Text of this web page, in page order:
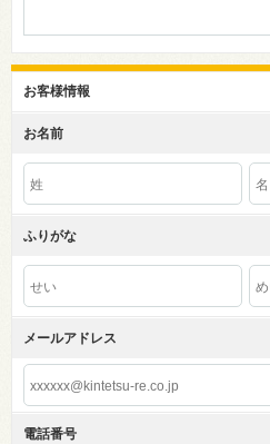
お客様情報
お名前
ふりがな
メールアドレス
電話番号